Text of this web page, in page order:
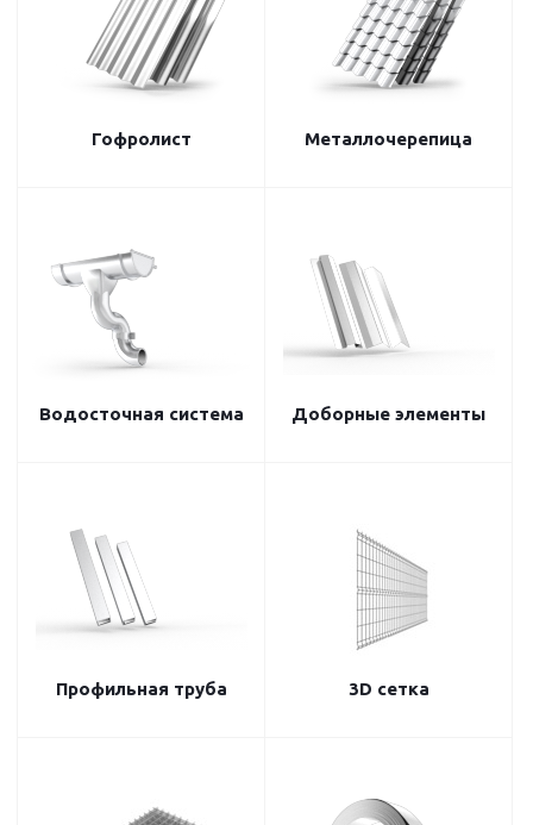
Гофролист Металлочерепица
Водосточная система Доборные элементы
Профильная труба 3D сетка